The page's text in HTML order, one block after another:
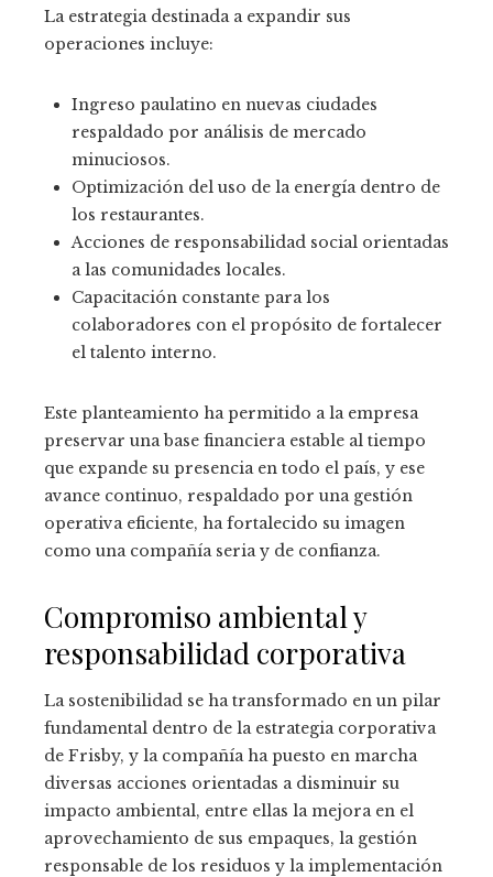
La estrategia destinada a expandir sus
operaciones incluye:
Ingreso paulatino en nuevas ciudades
respaldado por análisis de mercado
minuciosos.
Optimización del uso de la energía dentro de
los restaurantes.
Acciones de responsabilidad social orientadas
a las comunidades locales.
Capacitación constante para los
colaboradores con el propósito de fortalecer
el talento interno.
Este planteamiento ha permitido a la empresa
preservar una base financiera estable al tiempo
que expande su presencia en todo el país, y ese
avance continuo, respaldado por una gestión
operativa eficiente, ha fortalecido su imagen
como una compañía seria y de confianza.
Compromiso ambiental y
responsabilidad corporativa
La sostenibilidad se ha transformado en un pilar
fundamental dentro de la estrategia corporativa
de Frisby, y la compañía ha puesto en marcha
diversas acciones orientadas a disminuir su
impacto ambiental, entre ellas la mejora en el
aprovechamiento de sus empaques, la gestión
responsable de los residuos y la implementación